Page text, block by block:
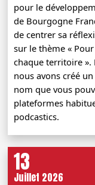
pour le
de Bourgogne
de centrer sa
sur le thème «
chaque territoire ».
nous avons créé
nom que vous
plateformes
podcastics.
13
Juillet 2026